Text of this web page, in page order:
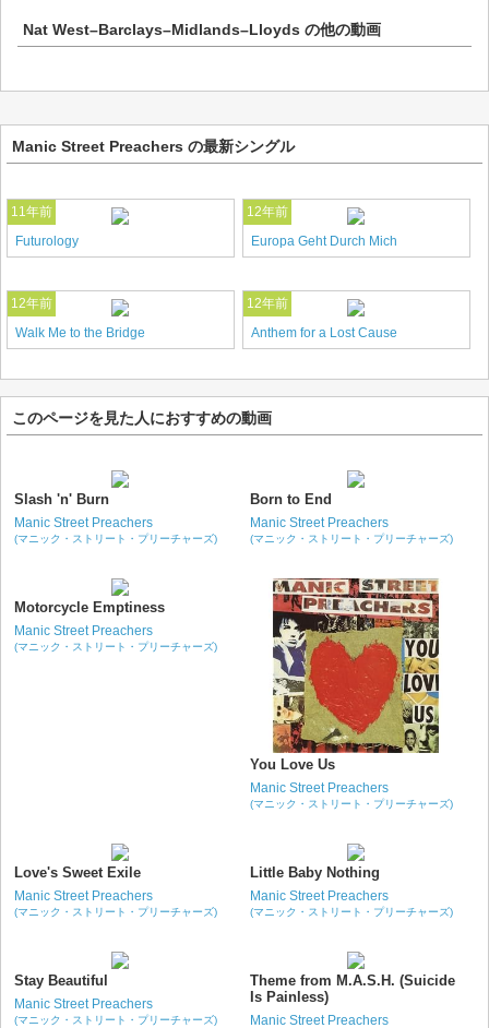
Nat West–Barclays–Midlands–Lloyds の他の動画
Manic Street Preachers の最新シングル
11年前
Futurology
12年前
Europa Geht Durch Mich
12年前
Walk Me to the Bridge
12年前
Anthem for a Lost Cause
このページを見た人におすすめの動画
Slash 'n' Burn
Manic Street Preachers
(マニック・ストリート・プリーチャーズ)
Born to End
Manic Street Preachers
(マニック・ストリート・プリーチャーズ)
Motorcycle Emptiness
Manic Street Preachers
(マニック・ストリート・プリーチャーズ)
You Love Us
Manic Street Preachers
(マニック・ストリート・プリーチャーズ)
Love's Sweet Exile
Manic Street Preachers
(マニック・ストリート・プリーチャーズ)
Little Baby Nothing
Manic Street Preachers
(マニック・ストリート・プリーチャーズ)
Stay Beautiful
Manic Street Preachers
(マニック・ストリート・プリーチャーズ)
Theme from M.A.S.H. (Suicide
Is Painless)
Manic Street Preachers